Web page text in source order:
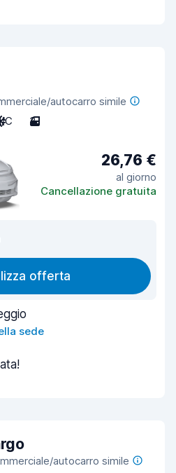
autocarro simile
C 3
26,76 €
al giorno
Cancellazione gratuita
offerta
sede
autocarro simile